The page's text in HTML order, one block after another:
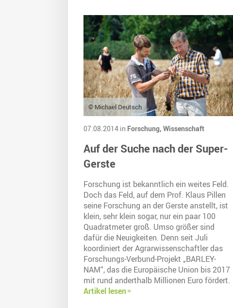
© Michael Deutsch
07.08.2014 in Forschung, Wissenschaft
Auf der Suche nach der Super-
Gerste
Forschung ist bekanntlich ein weites Feld.
Doch das Feld, auf dem Prof. Klaus Pillen
seine Forschung an der Gerste anstellt, ist
klein, sehr klein sogar, nur ein paar 100
Quadratmeter groß. Umso größer sind
dafür die Neuigkeiten. Denn seit Juli
koordiniert der Agrarwissenschaftler das
Forschungs-Verbund-Projekt „BARLEY-
NAM“, das die Europäische Union bis 2017
mit rund anderthalb Millionen Euro fördert.
Artikel lesen